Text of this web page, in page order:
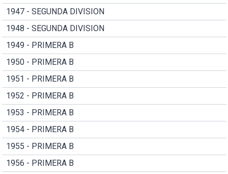
1947 - SEGUNDA DIVISION
1948 - SEGUNDA DIVISION
1949 - PRIMERA B
1950 - PRIMERA B
1951 - PRIMERA B
1952 - PRIMERA B
1953 - PRIMERA B
1954 - PRIMERA B
1955 - PRIMERA B
1956 - PRIMERA B